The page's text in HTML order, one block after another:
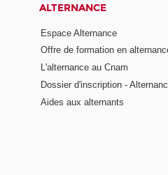
ALTERNANCE
Espace Alternance
Offre de formation en
L'alternance au Cnam
Dossier d'inscription -
Aides aux alternants